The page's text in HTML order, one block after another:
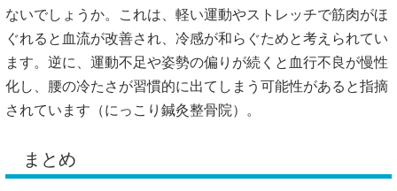
ないでしょうか。これは、軽い運動やストレッチで筋肉がほ
ぐれると血流が改善され、冷感が和らぐためと考えられてい
ます。逆に、運動不足や姿勢の偏りが続くと血行不良が慢性
化し、腰の冷たさが習慣的に出てしまう可能性があると指摘
されています（にっこり鍼灸整骨院）。
まとめ